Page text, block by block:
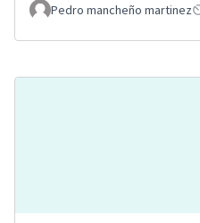
Pedro mancheño martinez